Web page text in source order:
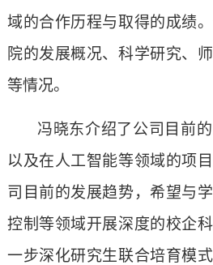
域的合作历程与取得的成绩
院的发展概况、科学研究、
等情况。
冯晓东介绍了公司目前
以及在人工智能等领域的项
司目前的发展趋势，希望与
控制等领域开展深度的校企
一步深化研究生联合培育模